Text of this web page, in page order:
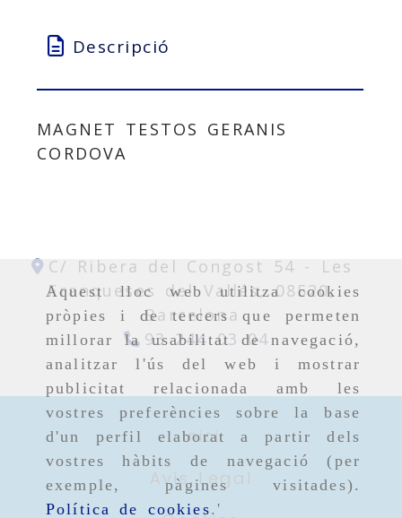
Aquest lloc web utilitza cookies
pròpies i de tercers que permeten
millorar la usabilitat de navegació,
analitzar l'ús del web i mostrar
publicitat relacionada amb les
vostres preferències sobre la base
d'un perfil elaborat a partir dels
vostres hàbits de navegació (per
exemple, pàgines visitades).
Política de cookies.'
Descripció
MAGNET TESTOS GERANIS
CORDOVA
C/ Ribera del Congost 54 -
Les
Franqueses del Vallés,08520,
Barcelona
93 244 03 04
Inici
Avís Legal